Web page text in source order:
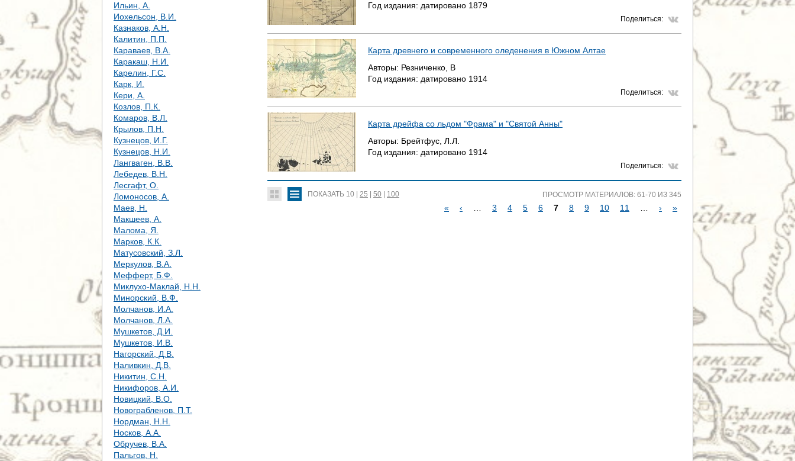
Ильин, А.
Иохельсон, В.И.
Казнаков, А.Н.
Калитин, П.П.
Караваев, В.А.
Каракаш, Н.И.
Карелин, Г.С.
Карк, И.
Кери, А.
Козлов, П.К.
Комаров, В.Л.
Крылов, П.Н.
Кузнецов, И.Г.
Кузнецов, Н.И.
Лангваген, В.В.
Лебедев, В.Н.
Лесгафт, О.
Ломоносов, А.
Маев, Н.
Макшеев, А.
Малома, Я.
Марков, К.К.
Матусовский, З.Л.
Меркулов, В.А.
Мефферт, Б.Ф.
Миклухо-Маклай, Н.Н.
Минорский, В.Ф.
Молчанов, И.А.
Молчанов, Л.А.
Мушкетов, Д.И.
Мушкетов, И.В.
Нагорский, Д.В.
Наливкин, Д.В.
Никитин, С.Н.
Никифоров, А.И.
Новицкий, В.О.
Новограбленов, П.Т.
Нордман, Н.Н.
Носков, А.А.
Обручев, В.А.
Пальгов, Н.
Год издания: датировано 1879
Поделиться:
Карта древнего и современного оледенения в Южном Алтае
Авторы: Резниченко, В
Год издания: датировано 1914
Поделиться:
Карта дрейфа со льдом "Фрама" и "Святой Анны"
Авторы: Брейтфус, Л.Л.
Год издания: датировано 1914
Поделиться:
ПОКАЗАТЬ 10 25 50 100 ПРОСМОТР МАТЕРИАЛОВ: 61-70 ИЗ 345
« ‹ 3 4 5 6 7 8 9 10 11 › »